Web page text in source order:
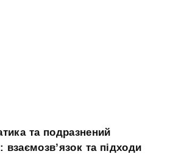
та подразнений
взаємозв’язок та підходи